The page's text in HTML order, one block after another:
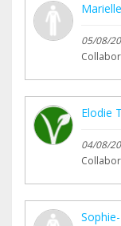
05/08/
Elodie
04/08/